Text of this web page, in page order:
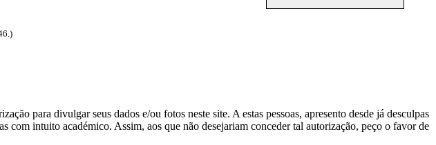
para divulgar seus dados e/ou fotos neste site. A estas pessoas, apresento desde já desculpas
com intuito académico. Assim, aos que não desejariam conceder tal autorização, peço o favor de